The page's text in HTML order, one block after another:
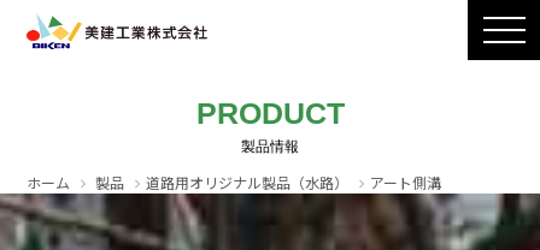
製品ラインナップ
CADダウンロード
PRODUCT
ホーム 製品 道路用オリジナル製品（水路） アート側溝